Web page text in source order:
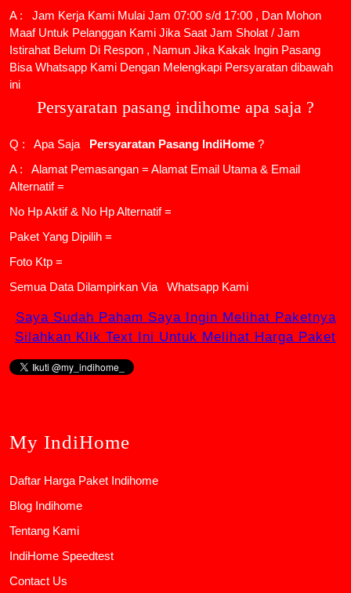
A : Jam Kerja Kami Mulai Jam 07:00 s/d 17:00 , Dan Mohon
Maaf Untuk Pelanggan Kami Jika Saat Jam Sholat / Jam
Istirahat Belum Di Respon , Namun Jika Kakak Ingin Pasang
Bisa Whatsapp Kami Dengan Melengkapi Persyaratan dibawah
ini
Persyaratan pasang indihome apa saja ?
Q : Apa Saja Persyaratan Pasang IndiHome ?
A : Alamat Pemasangan = Alamat Email Utama & Email
Alternatif =
No Hp Aktif & No Hp Alternatif =
Paket Yang Dipilih =
Foto Ktp =
Semua Data Dilampirkan Via
Whatsapp Kami
Saya Sudah Paham Saya Ingin Melihat Paketnya
Silahkan Klik Text Ini Untuk Melihat Harga Paket
My IndiHome
Daftar Harga Paket Indihome
Blog Indihome
Tentang Kami
IndiHome Speedtest
Contact Us